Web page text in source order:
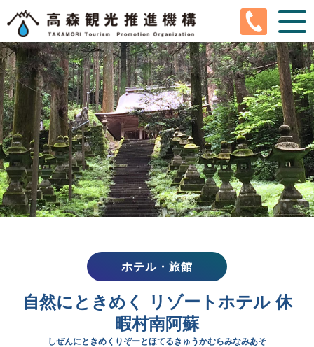
En Ja Ko Tw Cn
高森町とは
高森観光推進機構とは
観光情報
イベントカレンダー
サイクルガレージ
アクティビティ
ホテル・旅館
自然にときめく リゾートホテル 休
暇村南阿蘇
しぜんにときめくりぞーとほてるきゅうかむらみなみあそ